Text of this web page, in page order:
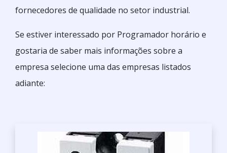
fornecedores de qualidade no setor industrial.
Se estiver interessado por Programador horário e
gostaria de saber mais informações sobre a
empresa selecione uma das empresas listados
adiante: